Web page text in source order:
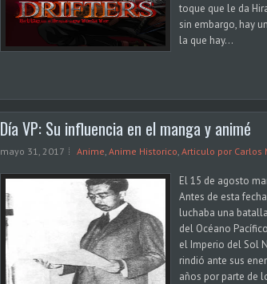
toque que le da
sin embargo, hay
la que hay...
Día VP: Su influencia en el manga y animé
mayo 31, 2017 Anime Anime Historico Articulo por Carlos
El 15 de agosto
Antes de esta
luchaba una
del Océano
el Imperio del Sol
rindió ante sus
años por parte de